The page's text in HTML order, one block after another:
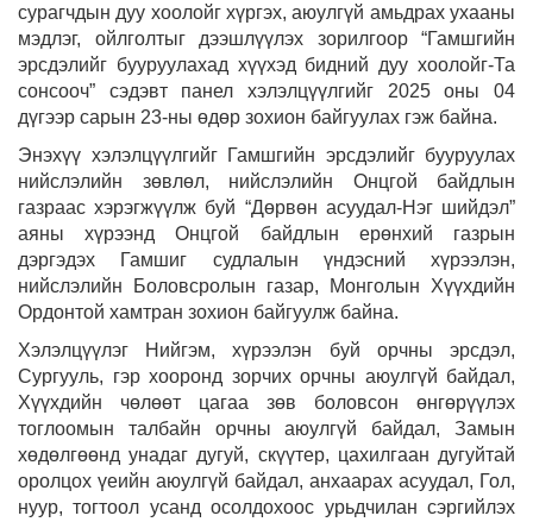
сурагчдын дуу хоолойг хүргэх, аюулгүй амьдрах ухааны
мэдлэг, ойлголтыг дээшлүүлэх зорилгоор “Гамшгийн
эрсдэлийг бууруулахад хүүхэд бидний дуу хоолойг-Та
сонсооч” сэдэвт панел хэлэлцүүлгийг 2025 оны 04
дүгээр сарын 23-ны өдөр зохион байгуулах гэж байна.
Энэхүү хэлэлцүүлгийг Гамшгийн эрсдэлийг бууруулах
нийслэлийн зөвлөл, нийслэлийн Онцгой байдлын
газраас хэрэгжүүлж буй “Дөрвөн асуудал-Нэг шийдэл”
аяны хүрээнд Онцгой байдлын ерөнхий газрын
дэргэдэх Гамшиг судлалын үндэсний хүрээлэн,
нийслэлийн Боловсролын газар, Монголын Хүүхдийн
Ордонтой хамтран зохион байгуулж байна.
Хэлэлцүүлэг Нийгэм, хүрээлэн буй орчны эрсдэл,
Сургууль, гэр хооронд зорчих орчны аюулгүй байдал,
Хүүхдийн чөлөөт цагаа зөв боловсон өнгөрүүлэх
тоглоомын талбайн орчны аюулгүй байдал, Замын
хөдөлгөөнд унадаг дугуй, скүүтер, цахилгаан дугуйтай
оролцох үеийн аюулгүй байдал, анхаарах асуудал, Гол,
нуур, тогтоол усанд осолдохоос урьдчилан сэргийлэх